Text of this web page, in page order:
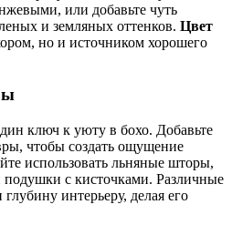
или добавьте чуть
и земляных оттенков. Цвет
но и источником хорошего
ключ к уюту в бохо. Добавьте
чтобы создать ощущение
использовать льняные шторы,
с кисточками. Различные
интерьеру, делая его